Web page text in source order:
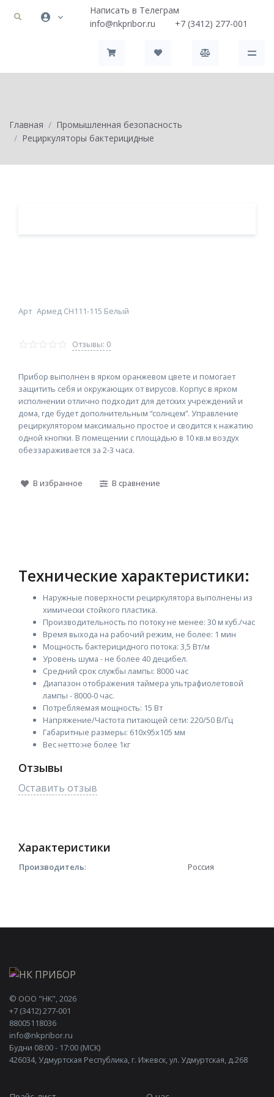
Написать в Телеграм
info@nkpribor.ru
+7 (3412) 277-001
Главная
Промышленная безопасность
Рециркуляторы бактерицидные
Арт Армед СH111-115 Белый
Отзывы: 0
Прибор выполнен в ярком оранжевом цвете и помогает
защитить себя и окружающих от вирусов. Корпус в ярком
исполнении отлично подходит для детских учреждений и
дома, где будет дополнительным “солнцем”. Управление
рециркулятором максимально простое и сводится к нажатию
одной кнопки. В помещении с площадью в 10 кв.м воздух
обеззараживается за 2-3 часа.
В избранное В сравнение
Технические характеристики:
Наружные поверхности рециркулятора выполнены из
химически стойкого пластика.
Производительность по потоку не менее: 30 м куб./час
Время выхода на рабочий режим, не более: 1 мин
Мощность бактерицидного потока: 3,5 Вт/м
Уровень шума - не более 40 децибел.
Средний срок службы лампы: 8000 час
Диапазон отображения таймера ультрафиолетовой
лампы - 8000-0 час.
Потребляемая мощность: 15 Вт
Напряжение/Частота питающей сети: 220/50 В/Гц
Габаритные размеры: 610х95х105 мм
Вес нетто:не более 1кг
Отзывы
Оставить отзыв
Характеристики
Производитель: Россия
© ООО "НК", 2026
+7 (3412) 277-001
88005118036
info@nkpribor.ru
Будни 08:00 - 17:00 (МСК)
426034, Удмуртская Республика, г. Ижевск, ул. Удмуртская, д.268